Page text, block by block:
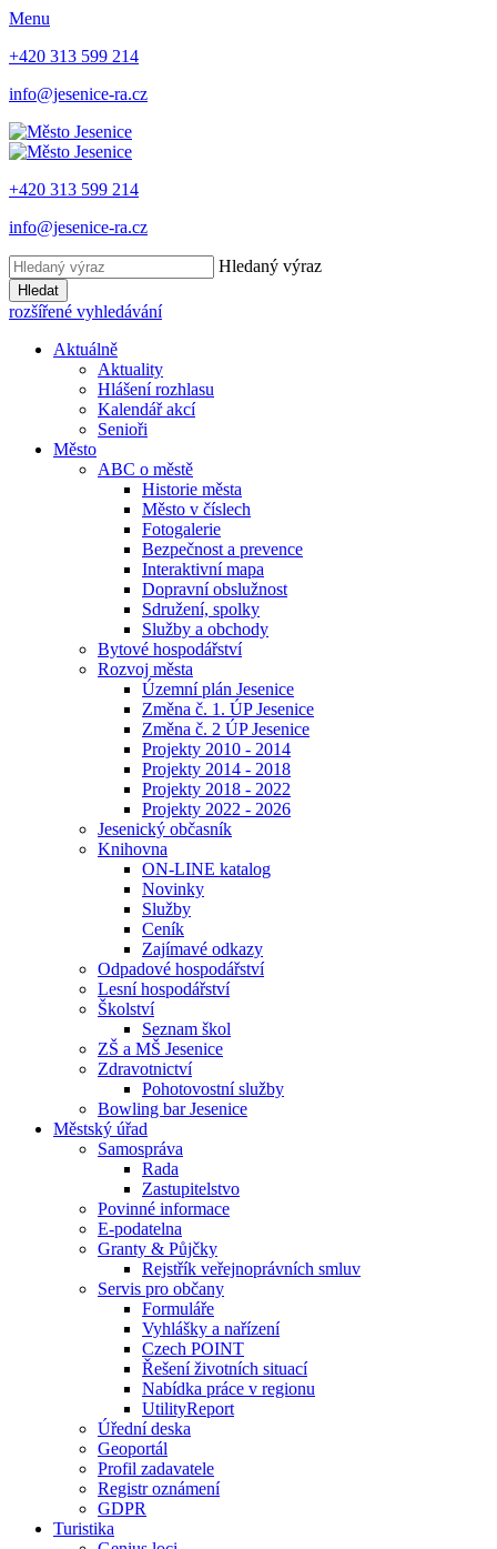
Menu
+420 313 599 214
info@jesenice-ra.cz
+420 313 599 214
info@jesenice-ra.cz
Hledaný výraz
Hledat
rozšířené vyhledávání
Aktuálně
Aktuality
Hlášení rozhlasu
Kalendář akcí
Senioři
Město
ABC o městě
Historie města
Město v číslech
Fotogalerie
Bezpečnost a prevence
Interaktivní mapa
Dopravní obslužnost
Sdružení, spolky
Služby a obchody
Bytové hospodářství
Rozvoj města
Územní plán Jesenice
Změna č. 1. ÚP Jesenice
Změna č. 2 ÚP Jesenice
Projekty 2010 - 2014
Projekty 2014 - 2018
Projekty 2018 - 2022
Projekty 2022 - 2026
Jesenický občasník
Knihovna
ON-LINE katalog
Novinky
Služby
Ceník
Zajímavé odkazy
Odpadové hospodářství
Lesní hospodářství
Školství
Seznam škol
ZŠ a MŠ Jesenice
Zdravotnictví
Pohotovostní služby
Bowling bar Jesenice
Městský úřad
Samospráva
Rada
Zastupitelstvo
Povinné informace
E-podatelna
Granty & Půjčky
Rejstřík veřejnoprávních smluv
Servis pro občany
Formuláře
Vyhlášky a nařízení
Czech POINT
Řešení životních situací
Nabídka práce v regionu
UtilityReport
Úřední deska
Geoportál
Profil zadavatele
Registr oznámení
GDPR
Turistika